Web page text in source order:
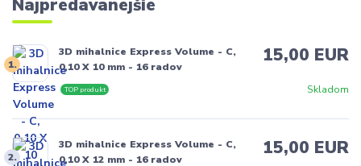
Najpredávanejšie
1.
3D mihalnice Express Volume - C,
0,10 X 10 mm - 16 radov
Skladom
TOP produkt
15,00 EUR
2.
3D mihalnice Express Volume - C,
0,10 X 12 mm - 16 radov
15,00 EUR